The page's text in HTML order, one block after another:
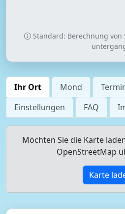
Standard: Berechnung von
Ihr Ort Mond
Einstellungen
FAQ
Möchten Sie die Karte
OpenStreetMap
Karte